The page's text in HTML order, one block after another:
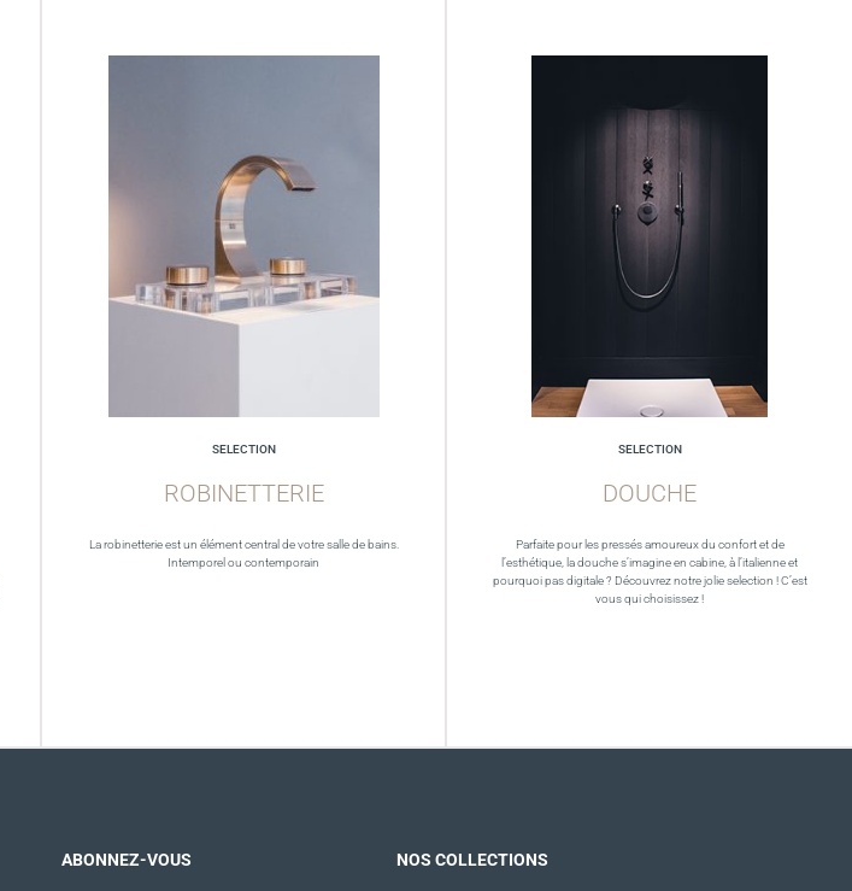
SELECTION
ROBINETTERIE
La robinetterie est un élément central de votre salle de bains.
Intemporel ou contemporain
SELECTION
DOUCHE
Parfaite pour les pressés amoureux du confort et de
l’esthétique, la douche s’imagine en cabine, à l’italienne et
pourquoi pas digitale ? Découvrez notre jolie selection ! C’est
vous qui choisissez !
ABONNEZ-VOUS NOS COLLECTIONS